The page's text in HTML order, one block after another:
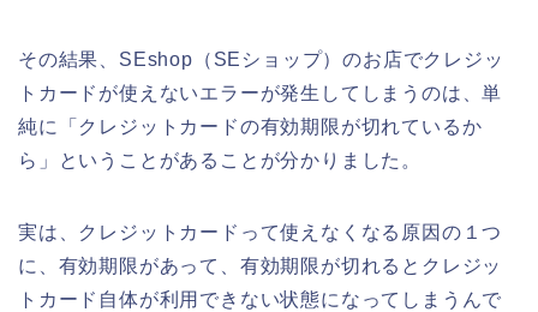
その結果、SEshop（SEショップ）のお店でクレジッ
トカードが使えないエラーが発生してしまうのは、単
純に「クレジットカードの有効期限が切れているか
ら」ということがあることが分かりました。
実は、クレジットカードって使えなくなる原因の１つ
に、有効期限があって、有効期限が切れるとクレジッ
トカード自体が利用できない状態になってしまうんで